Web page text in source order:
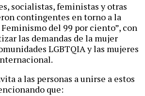
socialistas, feministas y otras
contingentes en torno a la
Feminismo del 99 por ciento”, con
las demandas de la mujer
LGBTQIA y las mujeres
a las personas a unirse a estos
que: